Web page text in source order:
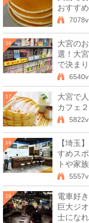
おすす
16
大宮の
選！大
で決まり
17
大宮で
カフェ２
18
【埼玉
すめス
トや家
19
電車好
巨大ジ
士にな